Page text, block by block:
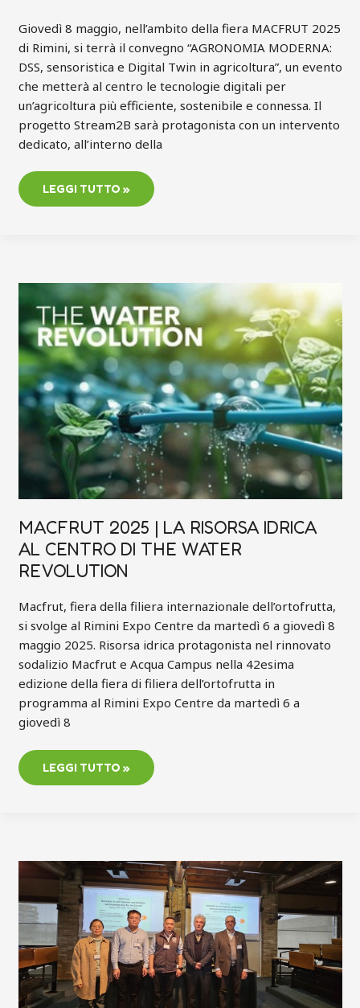
Giovedì 8 maggio, nell’ambito della fiera MACFRUT 2025
di Rimini, si terrà il convegno “AGRONOMIA MODERNA:
DSS, sensoristica e Digital Twin in agricoltura”, un evento
che metterà al centro le tecnologie digitali per
un’agricoltura più efficiente, sostenibile e connessa. Il
progetto Stream2B sarà protagonista con un intervento
dedicato, all’interno della
LEGGI TUTTO »
MACFRUT 2025 | LA RISORSA IDRICA
AL CENTRO DI THE WATER
REVOLUTION
Macfrut, fiera della filiera internazionale dell’ortofrutta,
si svolge al Rimini Expo Centre da martedì 6 a giovedì 8
maggio 2025. Risorsa idrica protagonista nel rinnovato
sodalizio Macfrut e Acqua Campus nella 42esima
edizione della fiera di filiera dell’ortofrutta in
programma al Rimini Expo Centre da martedì 6 a
giovedì 8
MACFRUT
2025
|
LA
RISORSA
IDRICA
AL
CENTRO
DI
THE
WATER
REVOLUTION
LEGGI TUTTO »
PARMA,
16/01
WORKSHOP
“BONECHAR
AS
SOIL
IMPROVER
AND
FERTILIZER,
WHICH
PERSPECTIVE
AND